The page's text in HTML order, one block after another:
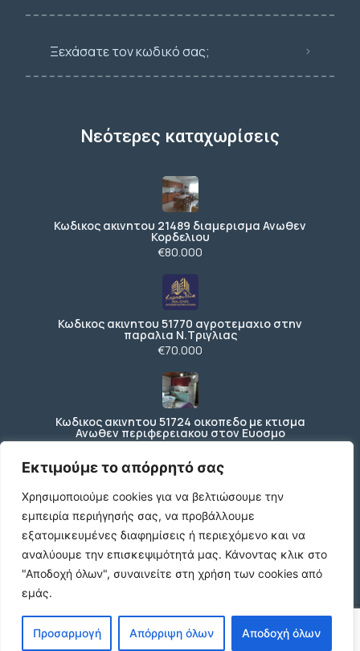
Εκτιμούμε το απόρρητό σας
Χρησιμοποιούμε cookies για να βελτιώσουμε την
εμπειρία περιήγησής σας, να προβάλλουμε
εξατομικευμένες διαφημίσεις ή περιεχόμενο και να
αναλύουμε την επισκεψιμότητά μας. Κάνοντας κλικ στο
"Αποδοχή όλων", συναινείτε στη χρήση των cookies από
εμάς.
Προσαρμογή Απόρριψη όλων Αποδοχή όλων
Ξεχάσατε τον κωδικό σας;
Νεότερες καταχωρίσεις
Κωδικος ακινητου 21489 διαμερισμα Ανωθεν
Κορδελιου
€80.000
Κωδικος ακινητου 51770 αγροτεμαχιο στην
παραλια Ν.Τριγλιας
€70.000
Κωδικος ακινητου 51724 οικοπεδο με κτισμα
Ανωθεν περιφερειακου στον Ευοσμο
Ενοικιάζεται ισόγειο κατάστημα 200 τ.μ. με
197 τ.μ. εξωτερικό χώρο ΚΩΔ4270
€3.000 /μήνα
© 2026 agx.gr. All rights reserved.